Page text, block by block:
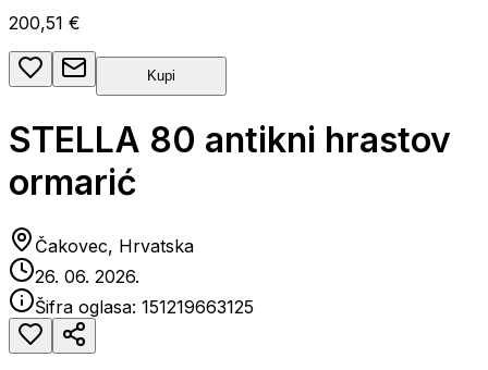
200,51 €
Kupi
STELLA 80 antikni hrastov
ormarić
Čakovec, Hrvatska
26. 06. 2026.
Šifra oglasa: 151219663125